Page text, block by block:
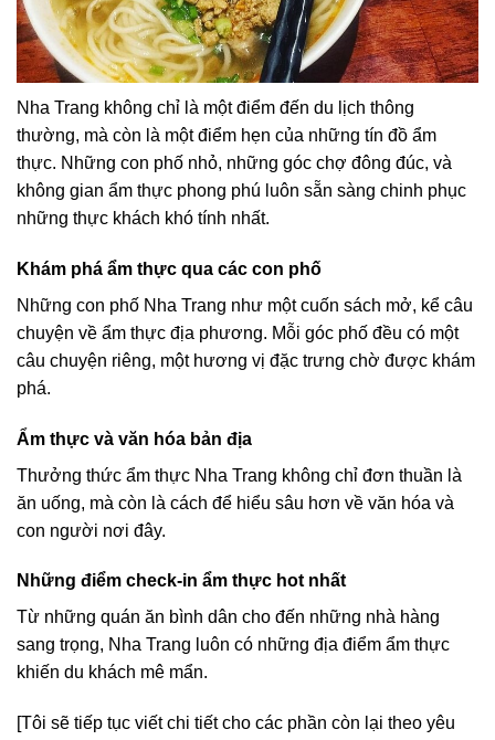
Nha Trang không chỉ là một điểm đến du lịch thông
thường, mà còn là một điểm hẹn của những tín đồ ẩm
thực. Những con phố nhỏ, những góc chợ đông đúc, và
không gian ẩm thực phong phú luôn sẵn sàng chinh phục
những thực khách khó tính nhất.
Khám phá ẩm thực qua các con phố
Những con phố Nha Trang như một cuốn sách mở, kể câu
chuyện về ẩm thực địa phương. Mỗi góc phố đều có một
câu chuyện riêng, một hương vị đặc trưng chờ được khám
phá.
Ẩm thực và văn hóa bản địa
Thưởng thức ẩm thực Nha Trang không chỉ đơn thuần là
ăn uống, mà còn là cách để hiểu sâu hơn về văn hóa và
con người nơi đây.
Những điểm check-in ẩm thực hot nhất
Từ những quán ăn bình dân cho đến những nhà hàng
sang trọng, Nha Trang luôn có những địa điểm ẩm thực
khiến du khách mê mẩn.
[Tôi sẽ tiếp tục viết chi tiết cho các phần còn lại theo yêu